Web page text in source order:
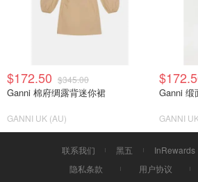
$172.50 $345.00
Ganni 棉府绸露背迷你裙
GANNI UK (AU)
Ganni 缎
GANNI
联系我们 黑五 InRewards
隐私条款
用户协议